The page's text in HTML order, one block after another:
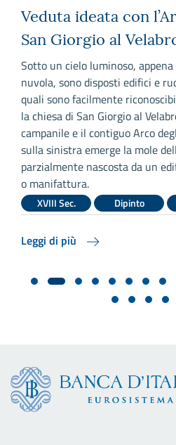
Veduta ideata con
San Giorgio al
Sotto un cielo luminoso,
nuvola, sono disposti edifici e
quali sono facilmente
la chiesa di San Giorgio al
campanile e il contiguo Arco
sulla sinistra emerge la mole
parzialmente nascosta da un
o manifattura.
XVIII Sec. Dipinto
Leggi di più